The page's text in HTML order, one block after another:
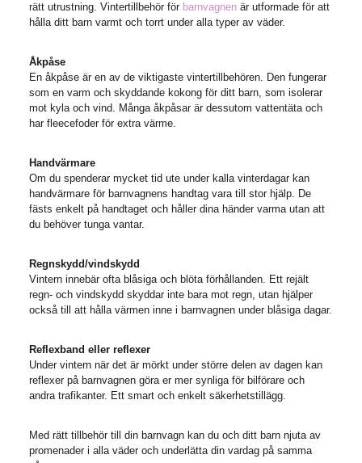
rätt utrustning. Vintertillbehör för barnvagnenär utformade för att
hålla ditt barn varmt och torrt under alla typer av väder.
Åkpåse
En åkpåse är en av de viktigaste vintertillbehören. Den fungerar
som en varm och skyddande kokong för ditt barn, som isolerar
mot kyla och vind. Många åkpåsar är dessutom vattentäta och
har fleecefoder för extra värme.
Handvärmare
Om du spenderar mycket tid ute under kalla vinterdagar kan
handvärmare för barnvagnens handtag vara till stor hjälp. De
fästs enkelt på handtaget och håller dina händer varma utan att
du behöver tunga vantar.
Regnskydd/vindskydd
Vintern innebär ofta blåsiga och blöta förhållanden. Ett rejält
regn- och vindskydd skyddar inte bara mot regn, utan hjälper
också till att hålla värmen inne i barnvagnen under blåsiga dagar.
Reflexband eller reflexer
Under vintern när det är mörkt under större delen av dagen kan
reflexer på barnvagnen göra er mer synliga för bilförare och
andra trafikanter. Ett smart och enkelt säkerhetstillägg.
Med rätt tillbehör till din barnvagn kan du och ditt barn njuta av
promenader i alla väder och underlätta din vardag på samma